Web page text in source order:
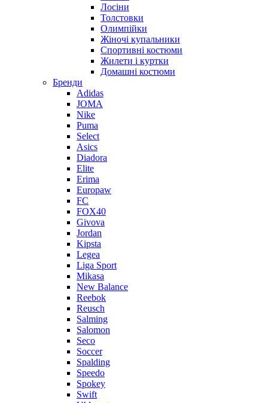
Лосіни
Толстовки
Олимпійки
Жіночі купальники
Спортивні костюми
Жилети і куртки
Домашні костюми
Бренди
Adidas
JOMA
Nike
Puma
Select
Asics
Diadora
Elite
Erima
Europaw
FC
FOX40
Givova
Jordan
Kipsta
Legea
Liga Sport
Mikasa
New Balance
Reebok
Reusch
Salming
Salomon
Seco
Soccer
Spalding
Speedo
Spokey
Swift